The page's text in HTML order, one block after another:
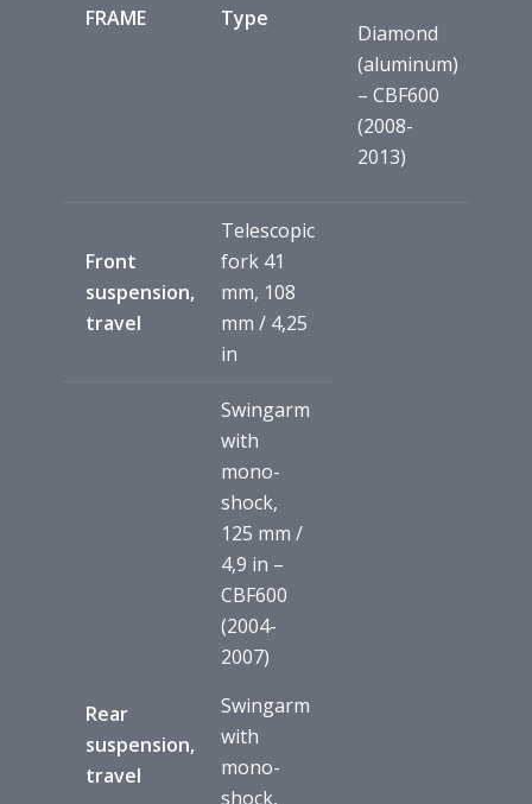
FRAME Type
Diamond
(aluminum)
– CBF600
(2008-
2013)
Front
suspension,
travel
Telescopic
fork 41
mm, 108
mm / 4,25
in
Rear
suspension,
travel
Swingarm
with
mono-
shock,
125 mm /
4,9 in –
CBF600
(2004-
2007)
Swingarm
with
mono-
shock,